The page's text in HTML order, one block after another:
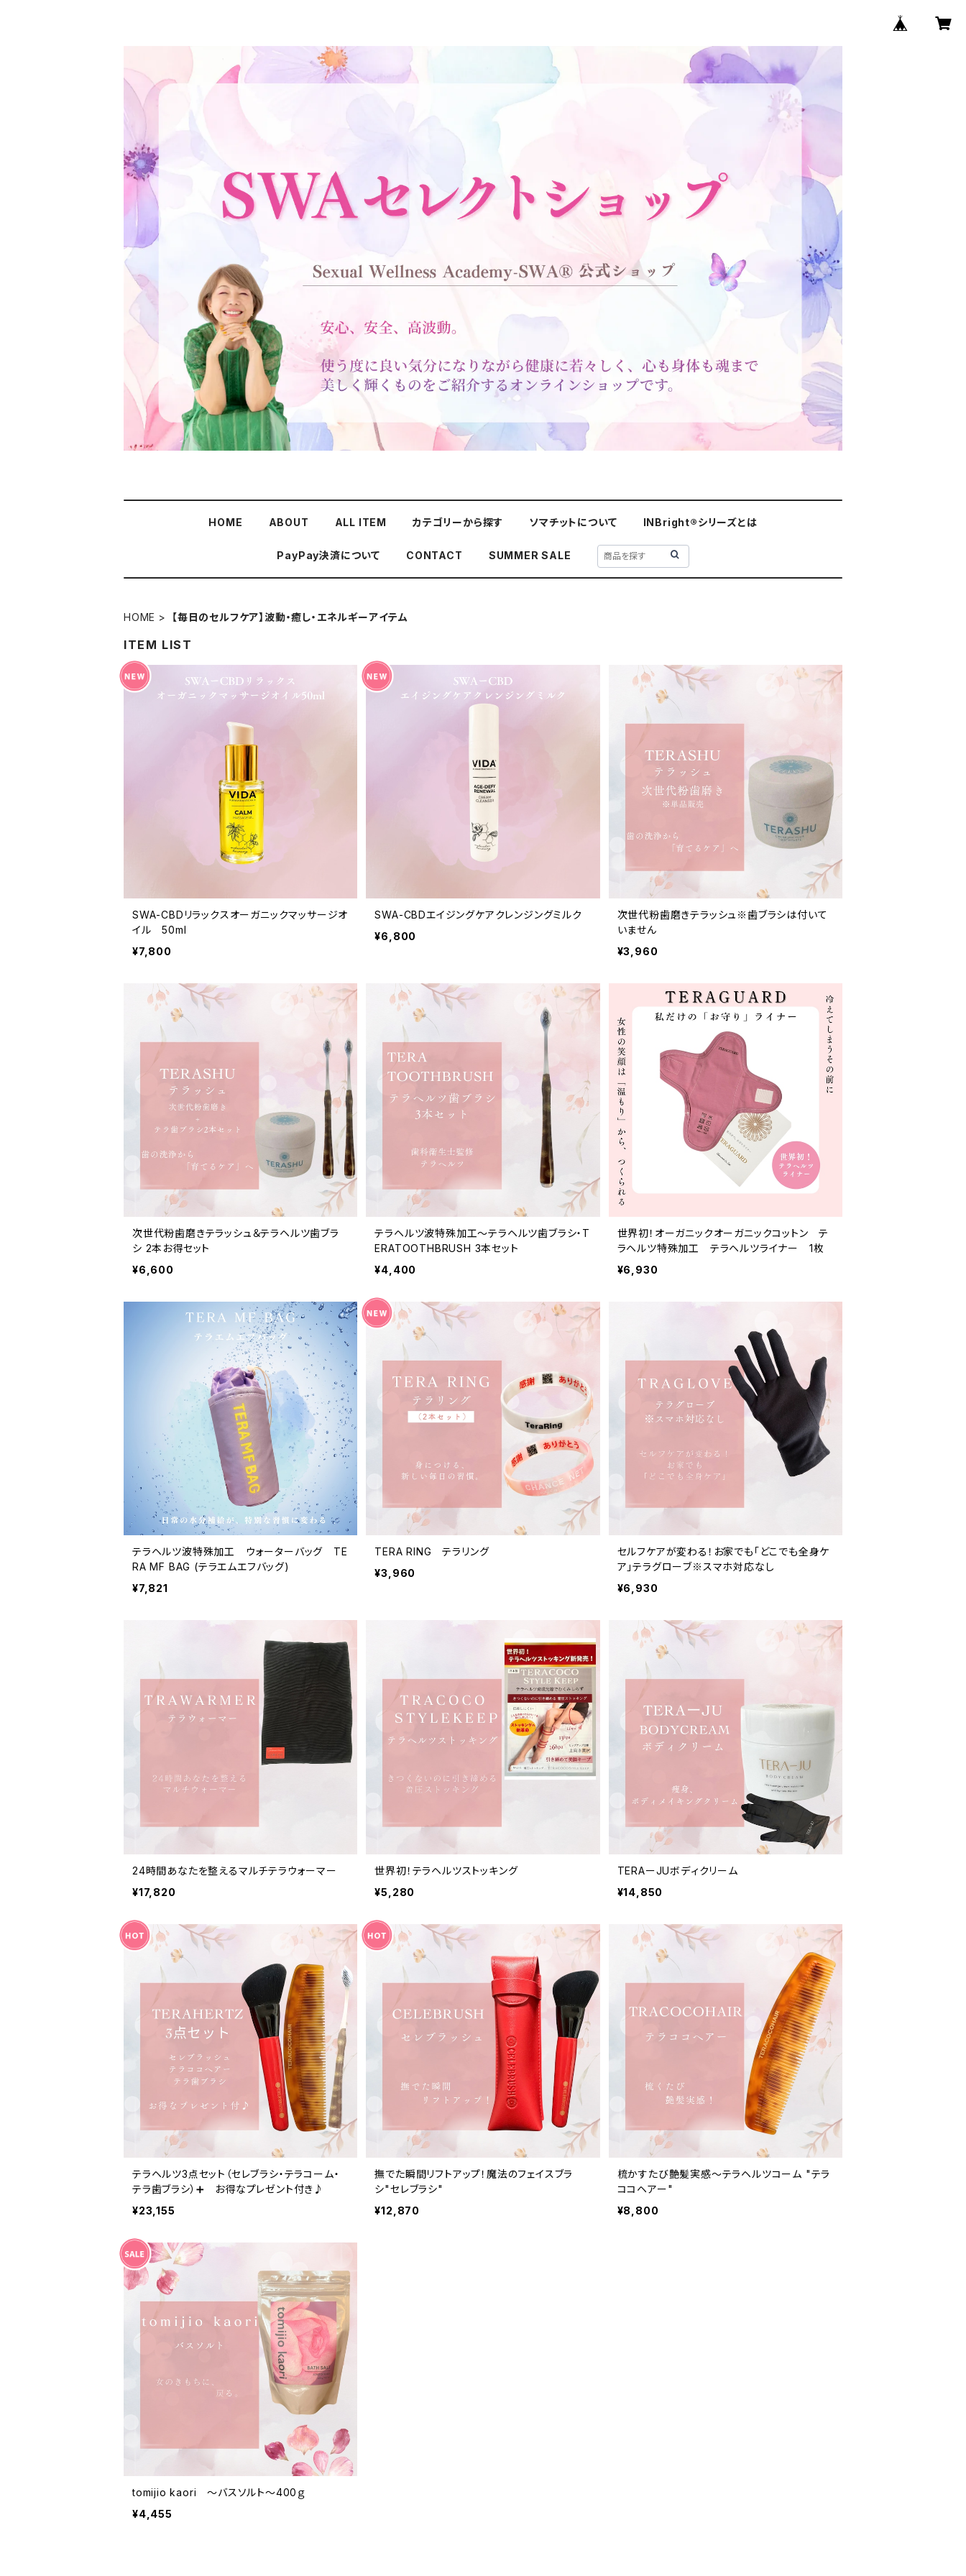
HOME ABOUT ALL ITEM カテゴリーから探す ソマチットについて INBright®シリーズとは
PayPay決済について CONTACT SUMMER SALE
HOME 【毎日のセルフケア】波動・癒し・エネルギーアイテム
ITEM LIST
SWA-CBDリラックスオーガニックマッサージオ
イル 50ml
¥7,800
SWA-CBDエイジングケアクレンジングミルク
¥6,800
次世代粉歯磨きテラッシュ※歯ブラシは付いて
いません
¥3,960
次世代粉歯磨きテラッシュ＆テラヘルツ歯ブラ
シ 2本お得セット
¥6,600
テラヘルツ波特殊加工〜テラヘルツ歯ブラシ・T
ERATOOTHBRUSH 3本セット
¥4,400
世界初！オーガニックオーガニックコットン テ
ラヘルツ特殊加工 テラヘルツライナー 1枚
¥6,930
テラヘルツ波特殊加工 ウォーターバッグ TE
RA MF BAG (テラエムエフバッグ)
¥7,821
TERA RING テラリング
¥3,960
セルフケアが変わる！お家でも「どこでも全身ケ
ア」テラグローブ※スマホ対応なし
¥6,930
24時間あなたを整えるマルチテラウォーマー
¥17,820
世界初！テラヘルツストッキング
¥5,280
TERAーJUボディクリーム
¥14,850
テラヘルツ3点セット（セレブラシ・テラコーム・
テラ歯ブラシ）➕ お得なプレゼント付き♪
¥23,155
撫でた瞬間リフトアップ！魔法のフェイスブラ
シ"セレブラシ"
¥12,870
梳かすたび艶髪実感〜テラヘルツコーム "テラ
ココヘアー"
¥8,800
tomijio kaori ～バスソルト～400ｇ
¥4,455